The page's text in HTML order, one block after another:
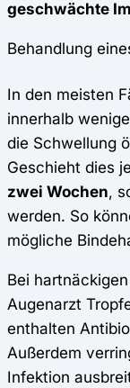
geschwächte
Behandlung
In den meisten
innerhalb
die Schwellung
Geschieht dies
zwei Wochen,
werden. So
mögliche
Bei
Augenarzt
enthalten
Außerdem
Infektion